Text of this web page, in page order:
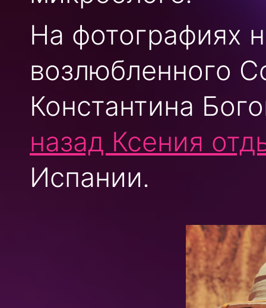
На фотографиях
возлюбленного
Константина
назад Ксения
Испании.